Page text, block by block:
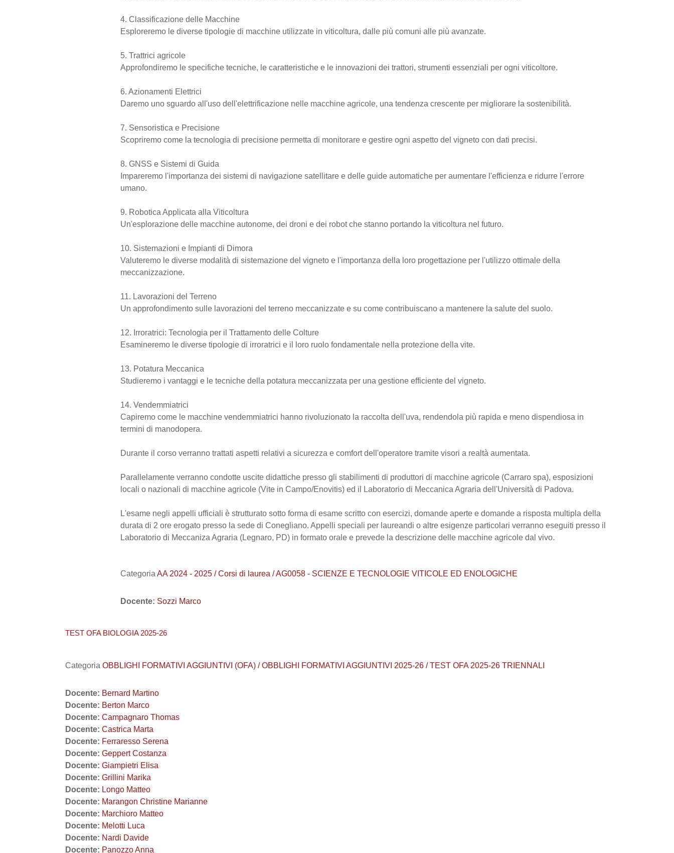
4. Classificazione delle Macchine
Esploreremo le diverse tipologie di macchine utilizzate in viticoltura, dalle più comuni alle più avanzate.
5. Trattrici agricole
Approfondiremo le specifiche tecniche, le caratteristiche e le innovazioni dei trattori, strumenti essenziali per ogni viticoltore.
6. Azionamenti Elettrici
Daremo uno sguardo all'uso dell'elettrificazione nelle macchine agricole, una tendenza crescente per migliorare la sostenibilità.
7. Sensoristica e Precisione
Scopriremo come la tecnologia di precisione permetta di monitorare e gestire ogni aspetto del vigneto con dati precisi.
8. GNSS e Sistemi di Guida
Impareremo l'importanza dei sistemi di navigazione satellitare e delle guide automatiche per aumentare l'efficienza e ridurre l'errore
umano.
9. Robotica Applicata alla Viticoltura
Un'esplorazione delle macchine autonome, dei droni e dei robot che stanno portando la viticoltura nel futuro.
10. Sistemazioni e Impianti di Dimora
Valuteremo le diverse modalità di sistemazione del vigneto e l'importanza della loro progettazione per l'utilizzo ottimale della
meccanizzazione.
11. Lavorazioni del Terreno
Un approfondimento sulle lavorazioni del terreno meccanizzate e su come contribuiscano a mantenere la salute del suolo.
12. Irroratrici: Tecnologia per il Trattamento delle Colture
Esamineremo le diverse tipologie di irroratrici e il loro ruolo fondamentale nella protezione della vite.
13. Potatura Meccanica
Studieremo i vantaggi e le tecniche della potatura meccanizzata per una gestione efficiente del vigneto.
14. Vendemmiatrici
Capiremo come le macchine vendemmiatrici hanno rivoluzionato la raccolta dell'uva, rendendola più rapida e meno dispendiosa in
termini di manodopera.
Durante il corso verranno trattati aspetti relativi a sicurezza e comfort dell'operatore tramite visori a realtà aumentata.
Parallelamente verranno condotte uscite didattiche presso gli stabilimenti di produttori di macchine agricole (Carraro spa), esposizioni
locali o nazionali di macchine agricole (Vite in Campo/Enovitis) ed il Laboratorio di Meccanica Agraria dell'Università di Padova.
L'esame negli appelli ufficiali è strutturato sotto forma di esame scritto con esercizi, domande aperte e domande a risposta multipla della
durata di 2 ore erogato presso la sede di Conegliano. Appelli speciali per laureandi o altre esigenze particolari verranno eseguiti presso il
Laboratorio di Meccaniza Agraria (Legnaro, PD) in formato orale e prevede la descrizione delle macchine agricole dal vivo.
Categoria AA 2024 - 2025 / Corsi di laurea / AG0058 - SCIENZE E TECNOLOGIE VITICOLE ED ENOLOGICHE
Docente: Sozzi Marco
TEST OFA BIOLOGIA 2025-26
Categoria OBBLIGHI FORMATIVI AGGIUNTIVI (OFA) / OBBLIGHI FORMATIVI AGGIUNTIVI 2025-26 / TEST OFA 2025-26 TRIENNALI
Docente: Bernard Martino
Docente: Berton Marco
Docente: Campagnaro Thomas
Docente: Castrica Marta
Docente: Ferraresso Serena
Docente: Geppert Costanza
Docente: Giampietri Elisa
Docente: Grillini Marika
Docente: Longo Matteo
Docente: Marangon Christine Marianne
Docente: Marchioro Matteo
Docente: Melotti Luca
Docente: Nardi Davide
Docente: Panozzo Anna